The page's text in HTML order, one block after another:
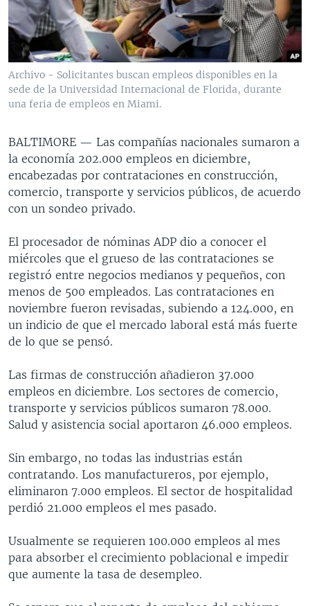
VENEZUELA
BRASIL
NICARAGUA
ECONOMÍA
ENTRETENIMIENTO Y CULTURA
TECNOLOGÍA
DEPORTES
CIENCIA Y SALUD
MULTIMEDIA
VIDEOS
FOTOGRAFÍA
AUDIOS
PROGRAMAS TV
EL MUNDO AL DÍA
FORO INTERAMERICANO
LAS CLAVES
PANORAMA
RADIO
AVANCE INFORMATIVO
AUDIONOTICIAS
BUENOS DÍAS AMÉRICA
ESTADOS UNIDOS AL DÍA
EL MUNDO AL DÍA [RADIO]
FORO [RADIO]
DEPORTIVO INTERNACIONAL
NOTA ECONÓMICA
ENTRETENIMIENTO
DIRECT
DOCUMENTALES DE LA VOA
Learning English
Idiomas
Archivo - Solicitantes buscan empleos disponibles en la
sede de la Universidad Internacional de Florida, durante
una feria de empleos en Miami.
BALTIMORE — Las compañías nacionales sumaron a
la economía 202.000 empleos en diciembre,
encabezadas por contrataciones en construcción,
comercio, transporte y servicios públicos, de acuerdo
con un sondeo privado.
El procesador de nóminas ADP dio a conocer el
miércoles que el grueso de las contrataciones se
registró entre negocios medianos y pequeños, con
menos de 500 empleados. Las contrataciones en
noviembre fueron revisadas, subiendo a 124.000, en
un indicio de que el mercado laboral está más fuerte
de lo que se pensó.
Las firmas de construcción añadieron 37.000
empleos en diciembre. Los sectores de comercio,
transporte y servicios públicos sumaron 78.000.
Salud y asistencia social aportaron 46.000 empleos.
Sin embargo, no todas las industrias están
contratando. Los manufactureros, por ejemplo,
eliminaron 7.000 empleos. El sector de hospitalidad
perdió 21.000 empleos el mes pasado.
Usualmente se requieren 100.000 empleos al mes
para absorber el crecimiento poblacional e impedir
que aumente la tasa de desempleo.